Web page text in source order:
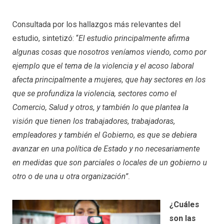
Consultada por los hallazgos más relevantes del
estudio, sintetizó: “El estudio principalmente afirma
algunas cosas que nosotros veníamos viendo, como por
ejemplo que el tema de la violencia y el acoso laboral
afecta principalmente a mujeres, que hay sectores en los
que se profundiza la violencia, sectores como el
Comercio, Salud y otros, y también lo que plantea la
visión que tienen los trabajadores, trabajadoras,
empleadores y también el Gobierno, es que se debiera
avanzar en una política de Estado y no necesariamente
en medidas que son parciales o locales de un gobierno u
otro o de una u otra organización”.
¿Cuáles
son las